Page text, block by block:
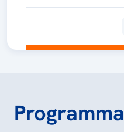
Programma